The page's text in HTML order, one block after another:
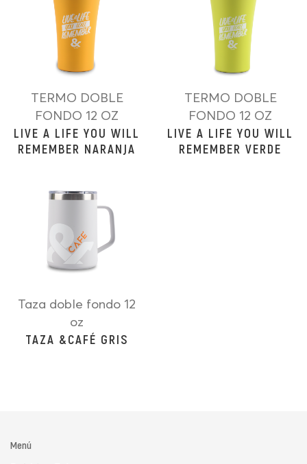
TERMO DOBLE
FONDO 12 OZ
LIVE A LIFE YOU WILL
REMEMBER NARANJA
TERMO DOBLE
FONDO 12 OZ
LIVE A LIFE YOU WILL
REMEMBER VERDE
Taza doble fondo 12
oz
TAZA &CAFÉ GRIS
Menú